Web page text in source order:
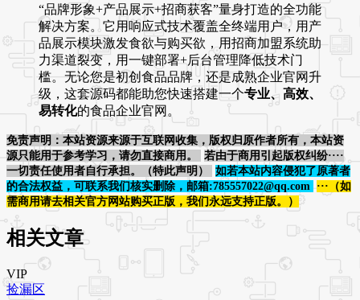
“品牌形象+产品展示+招商获客”量身打造的全功能
解决方案。它用响应式技术覆盖全终端用户，用产
品展示模块激发食欲与购买欲，用招商加盟系统助
力渠道裂变，用一键部署+后台管理降低技术门
槛。无论您是初创食品品牌，还是成熟企业官网升
级，这套源码都能助您快速搭建一个专业、高效、
易转化的食品企业官网。
免责声明：本站资源来源于互联网收集，版权归原作者所有，本站资
源只能用于参考学习，请勿直接商用。
若由于商用引起版权纠纷····
一切责任使用者自行承担。（特此声明）
如若本站内容侵犯了原著者
的合法权益，可联系我们核实删除，邮箱:785557022@qq.com
···（如
需商用请去相关官方网站购买正版，我们永远支持正版。）
相关文章
VIP
捡漏区